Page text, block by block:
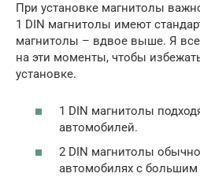
При установке магнитолы
1 DIN магнитолы имеют
магнитолы – вдвое выше. Я
на эти моменты, чтобы
установке.
1 DIN магнитолы
автомобилей.
2 DIN магнитолы
автомобилях с большим